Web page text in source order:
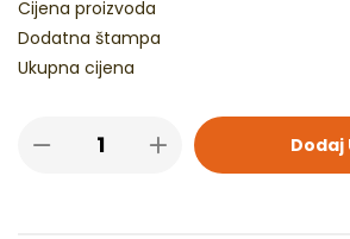
Cijena proizvoda
Dodatna štampa
Ukupna cijena
Dodaj